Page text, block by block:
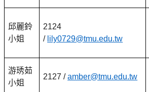
邱麗鈴
小姐
2124
/ lily0729@tmu.edu.tw
游琇茹
小姐
2127 /amber@tmu.edu.tw